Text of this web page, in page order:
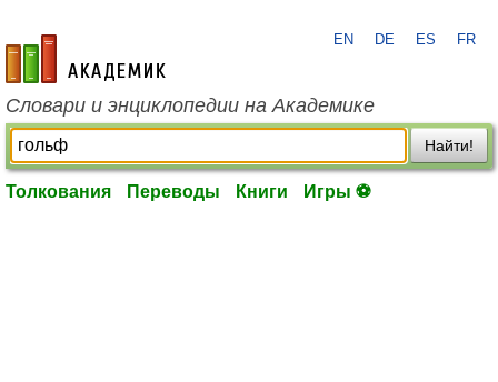
academic.ru
EN DE ES FR
Словари и энциклопедии на Академике
Найти!
Толкования Переводы Книги Игры ⚽